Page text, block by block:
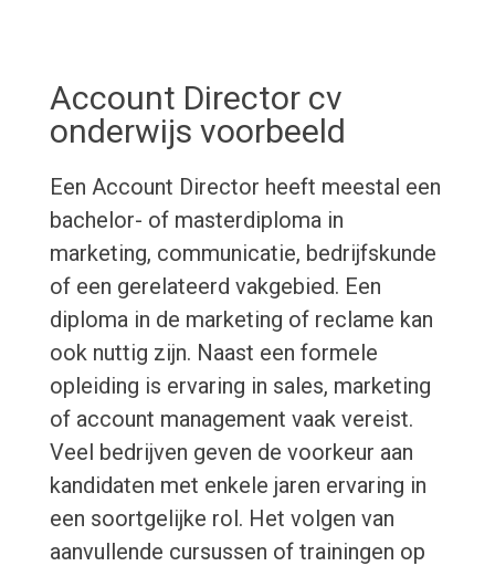
Account Director cv
onderwijs voorbeeld
Een Account Director heeft meestal een
bachelor- of masterdiploma in
marketing, communicatie, bedrijfskunde
of een gerelateerd vakgebied. Een
diploma in de marketing of reclame kan
ook nuttig zijn. Naast een formele
opleiding is ervaring in sales, marketing
of account management vaak vereist.
Veel bedrijven geven de voorkeur aan
kandidaten met enkele jaren ervaring in
een soortgelijke rol. Het volgen van
aanvullende cursussen of trainingen op